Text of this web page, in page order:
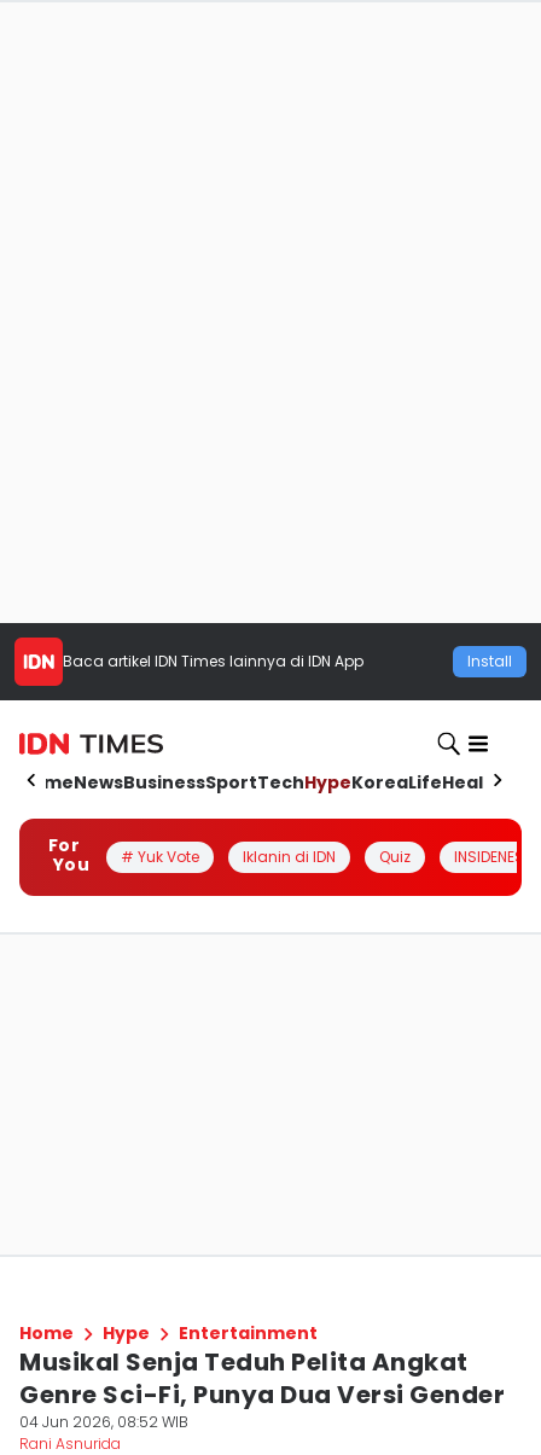
Baca artikel IDN Times lainnya di IDN App Install
HomeNewsBusinessSportTechHypeKoreaLifeHealth
For
You
# Yuk Vote Iklanin di IDN Quiz INSIDENESIA
Home Hype Entertainment
Musikal Senja Teduh Pelita Angkat
Genre Sci-Fi, Punya Dua Versi Gender
04 Jun 2026, 08:52 WIB
Rani Asnurida